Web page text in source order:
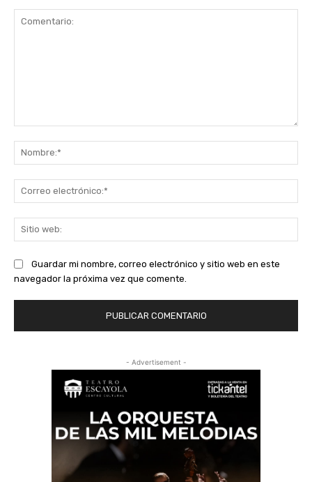
Guardar mi nombre, correo electrónico y sitio web en este
navegador la próxima vez que comente.
- Advertisement -